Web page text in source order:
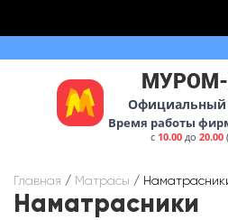
Официальный
Время работы
с 10.00 до20.00
Главная / Матрасы /
Наматрасники